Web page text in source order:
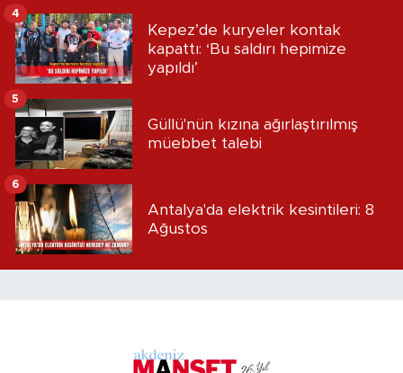
Kepez’de kuryeler kontak
kapattı: ‘Bu saldırı hepimize
yapıldı’
4
Güllü'nün kızına ağırlaştırılmış
müebbet talebi
5
Antalya'da elektrik kesintileri: 8
Ağustos
6